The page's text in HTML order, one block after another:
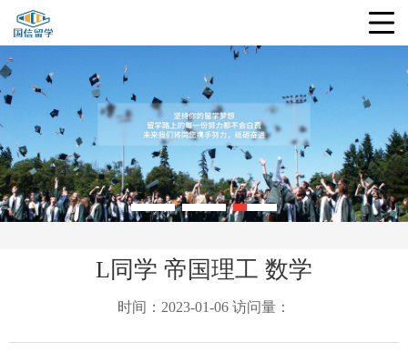
L同学 帝国理工 数学
时间：2023-01-06 访问量：